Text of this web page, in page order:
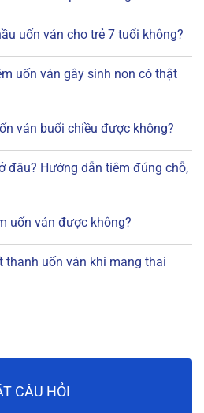
uốn ván cho trẻ 7 tuổi không?
uốn ván gây sinh non có thật
ván buổi chiều được không?
đâu? Hướng dẫn tiêm đúng chỗ,
uốn ván được không?
thanh uốn ván khi mang thai
CÂU HỎI